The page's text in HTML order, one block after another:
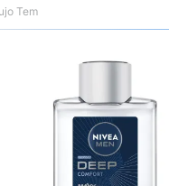
Higiene Pessoal